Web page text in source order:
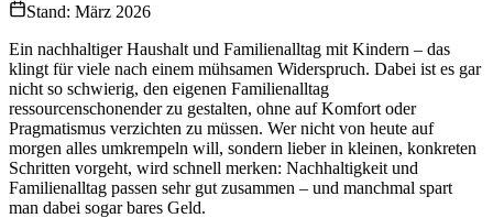
Stand: März 2026
Ein nachhaltiger Haushalt und Familienalltag mit Kindern – das
klingt für viele nach einem mühsamen Widerspruch. Dabei ist es gar
nicht so schwierig, den eigenen Familienalltag
ressourcenschonender zu gestalten, ohne auf Komfort oder
Pragmatismus verzichten zu müssen. Wer nicht von heute auf
morgen alles umkrempeln will, sondern lieber in kleinen, konkreten
Schritten vorgeht, wird schnell merken: Nachhaltigkeit und
Familienalltag passen sehr gut zusammen – und manchmal spart
man dabei sogar bares Geld.